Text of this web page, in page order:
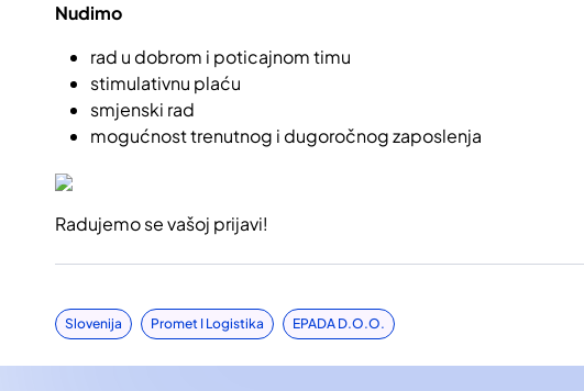
Nudimo
rad u dobrom i poticajnom timu
stimulativnu plaću
smjenski rad
mogućnost trenutnog i dugoročnog zaposlenja
Radujemo se vašoj prijavi!
Slovenija Promet I Logistika EPADA D.o.o.